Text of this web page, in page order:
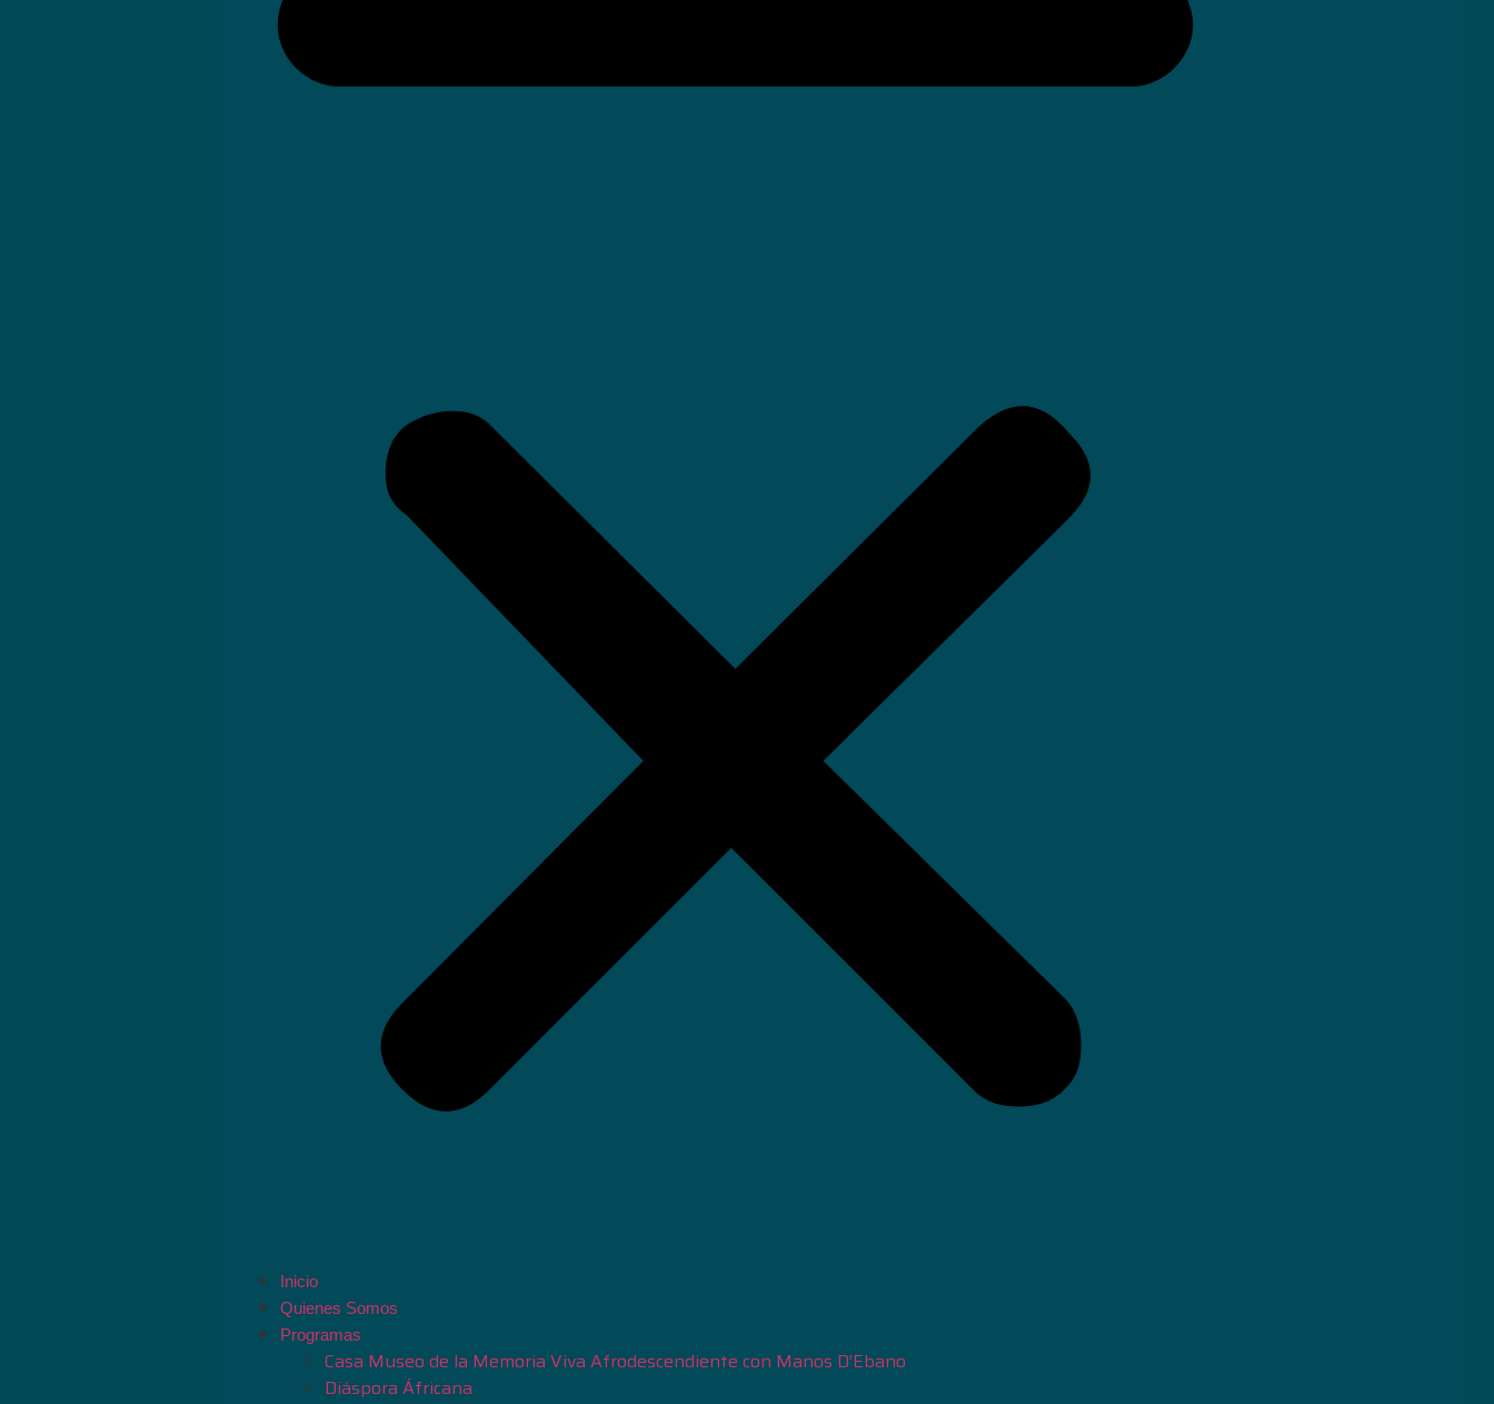
Inicio
Quienes Somos
Programas
Casa Museo de la Memoria Viva Afrodescendiente con Manos D’Ebano
Diáspora Áfricana